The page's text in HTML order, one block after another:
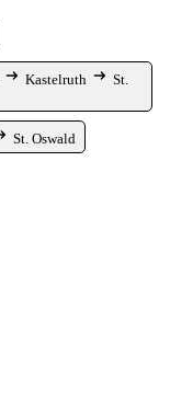
Kastelruth
St.
St. Oswald